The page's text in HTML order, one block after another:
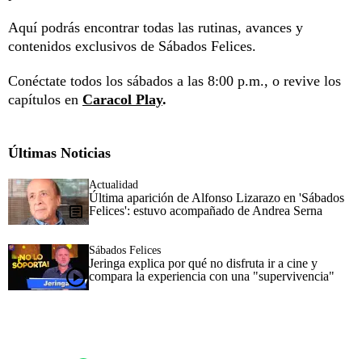
Aquí podrás encontrar todas las rutinas, avances y
contenidos exclusivos de Sábados Felices.
Conéctate todos los sábados a las 8:00 p.m., o revive los
capítulos en Caracol Play.
Últimas Noticias
Actualidad
Última aparición de Alfonso Lizarazo en 'Sábados
Felices': estuvo acompañado de Andrea Serna
Sábados Felices
Jeringa explica por qué no disfruta ir a cine y
compara la experiencia con una "supervivencia"